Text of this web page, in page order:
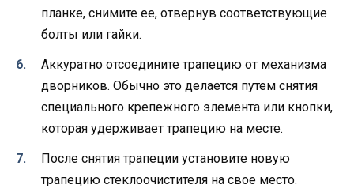
планке, снимите ее, отвернув соответствующие
болты или гайки.
Аккуратно отсоедините трапецию от механизма
дворников. Обычно это делается путем снятия
специального крепежного элемента или кнопки,
которая удерживает трапецию на месте.
После снятия трапеции установите новую
трапецию стеклоочистителя на свое место.